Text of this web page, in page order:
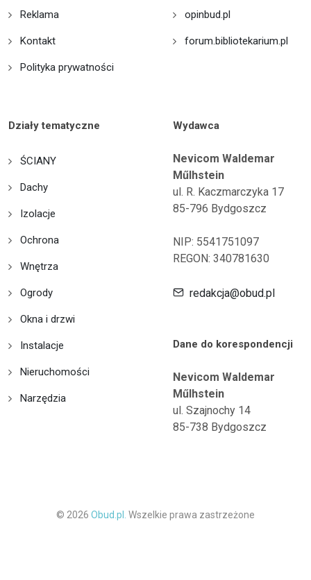
Reklama
Kontakt
Polityka prywatności
opinbud.pl
forum.bibliotekarium.pl
Działy tematyczne
ŚCIANY
Dachy
Izolacje
Ochrona
Wnętrza
Ogrody
Okna i drzwi
Instalacje
Nieruchomości
Narzędzia
Wydawca
Nevicom Waldemar
Műlhstein
ul. R. Kaczmarczyka 17
85-796 Bydgoszcz
NIP: 5541751097
REGON: 340781630
redakcja@obud.pl
Dane do korespondencji
Nevicom Waldemar
Műlhstein
ul. Szajnochy 14
85-738 Bydgoszcz
© 2026 Obud.pl. Wszelkie prawa zastrzeżone